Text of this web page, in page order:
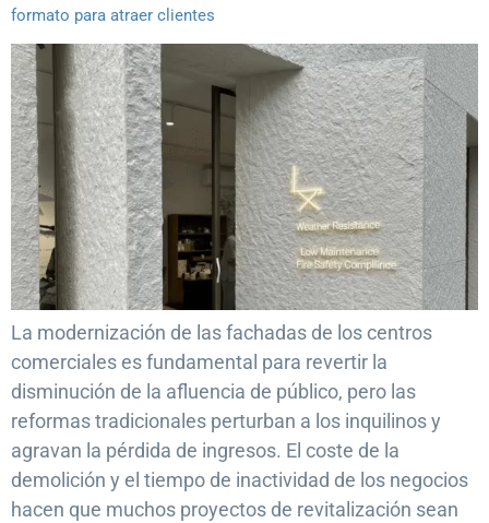
formato para atraer clientes
La modernización de las fachadas de los centros
comerciales es fundamental para revertir la
disminución de la afluencia de público, pero las
reformas tradicionales perturban a los inquilinos y
agravan la pérdida de ingresos. El coste de la
demolición y el tiempo de inactividad de los negocios
hacen que muchos proyectos de revitalización sean